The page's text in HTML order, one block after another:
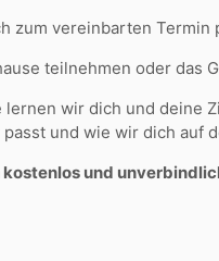
zum vereinbarten Termin
teilnehmen oder das
lernen wir dich und
und wie wir dich auf
kostenlos und